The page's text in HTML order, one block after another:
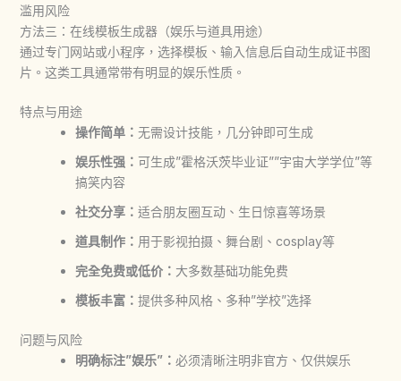
滥用风险
方法三：在线模板生成器（娱乐与道具用途）
通过专门网站或小程序，选择模板、输入信息后自动生成证书图
片。这类工具通常带有明显的娱乐性质。
特点与用途
操作简单： 无需设计技能，几分钟即可生成
娱乐性强： 可生成”霍格沃茨毕业证””宇宙大学学位”等
搞笑内容
社交分享： 适合朋友圈互动、生日惊喜等场景
道具制作： 用于影视拍摄、舞台剧、cosplay等
完全免费或低价： 大多数基础功能免费
模板丰富： 提供多种风格、多种”学校”选择
问题与风险
明确标注”娱乐”： 必须清晰注明非官方、仅供娱乐